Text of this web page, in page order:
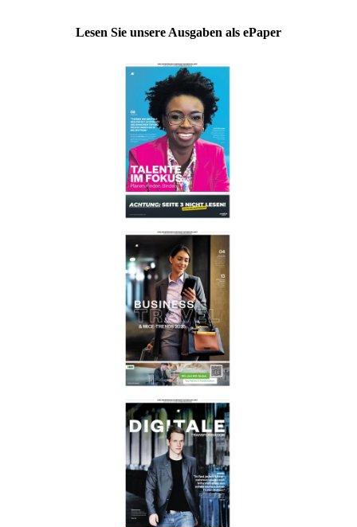
Lesen Sie unsere Ausgaben als ePaper